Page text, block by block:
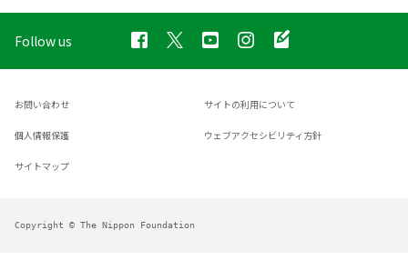
Follow us
お問い合わせ サイトの利用について
個人情報保護 ウェブアクセシビリティ方針
サイトマップ
Copyright © The Nippon Foundation